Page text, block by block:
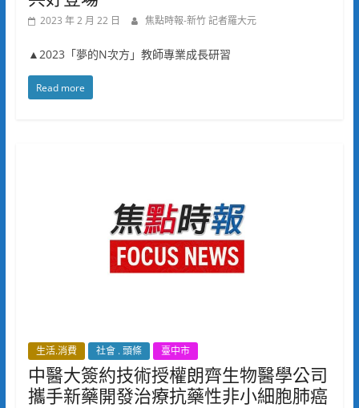
2023 年 2 月 22 日 焦點時報-新竹 記者羅大元
▲2023「夢的N次方」教師專業成長研習
Read more
生活.消費 社會 . 頭條 臺中市
中醫大簽約技術授權朗齊生物醫學公司
攜手新藥開發治療抗藥性非小細胞肺癌